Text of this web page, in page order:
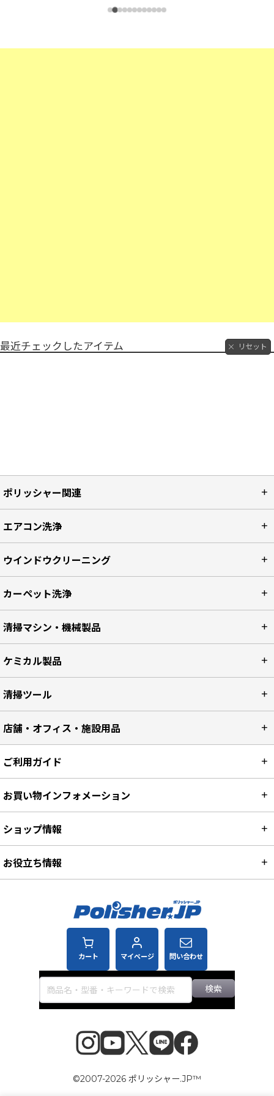
最近チェックしたアイテム リセット
ポリッシャー関連
エアコン洗浄
ウインドウクリーニング
カーペット洗浄
清掃マシン・機械製品
ケミカル製品
清掃ツール
店舗・オフィス・施設用品
カート マイページ 問い合わせ
検索
ご利用ガイド
お買い物インフォメーション
ショップ情報
お役立ち情報
©2007-2026 ポリッシャー.JP™